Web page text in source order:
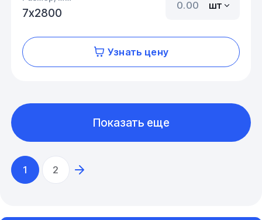
7х2800
шт
Узнать цену
1 2
Показать еще